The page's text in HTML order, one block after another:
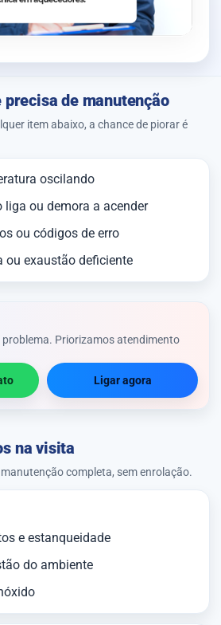
precisa de manutenção
item abaixo, a chance de piorar é
oscilando
liga ou demora a acender
ou códigos de erro
ou exaustão deficiente
problema. Priorizamos atendimento
Ligar agora
na visita
completa, sem enrolação.
e estanqueidade
do ambiente